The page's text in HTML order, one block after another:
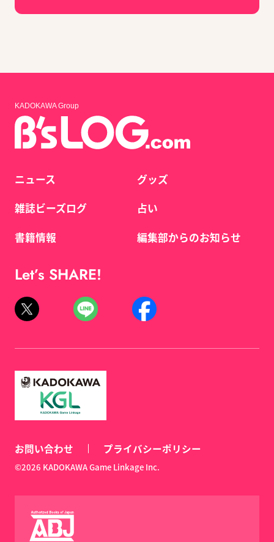
KADOKAWA Group
ニュース
雑誌ビーズログ
書籍情報
グッズ
占い
編集部からのお知らせ
Let’s SHARE!
お問い合わせ プライバシーポリシー
©2026 KADOKAWA Game Linkage Inc.